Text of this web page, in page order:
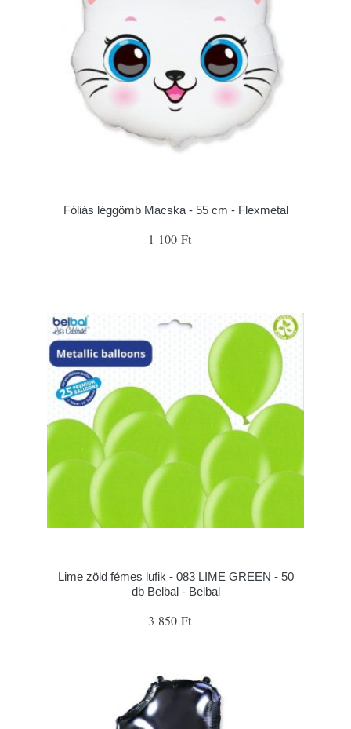
Fóliás léggömb Macska - 55 cm - Flexmetal
1 100 Ft
Lime zöld fémes lufik - 083 LIME GREEN - 50
db Belbal - Belbal
3 850 Ft